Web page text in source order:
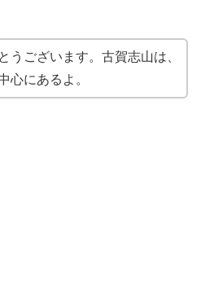
うございます。古賀志山は、
心にあるよ。